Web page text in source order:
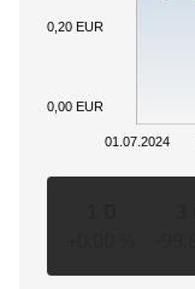
01.07.2024
0,00 EUR
0,20 EUR